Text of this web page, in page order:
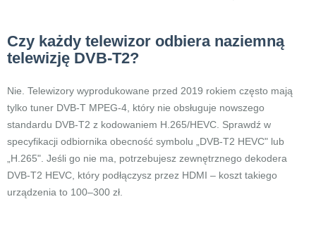
Czy każdy telewizor odbiera naziemną
telewizję DVB-T2?
Nie. Telewizory wyprodukowane przed 2019 rokiem często mają
tylko tuner DVB-T MPEG-4, który nie obsługuje nowszego
standardu DVB-T2 z kodowaniem H.265/HEVC. Sprawdź w
specyfikacji odbiornika obecność symbolu „DVB-T2 HEVC" lub
„H.265". Jeśli go nie ma, potrzebujesz zewnętrznego dekodera
DVB-T2 HEVC, który podłączysz przez HDMI – koszt takiego
urządzenia to 100–300 zł.